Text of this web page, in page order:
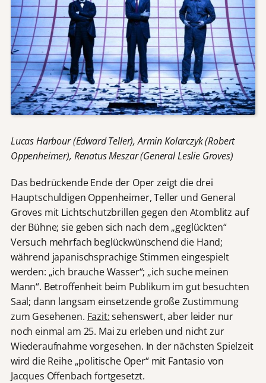
Lucas Harbour (Edward Teller), Armin Kolarczyk (Robert
Oppenheimer), Renatus Meszar (General Leslie Groves)
Das bedrückende Ende der Oper zeigt die drei
Hauptschuldigen Oppenheimer, Teller und General
Groves mit Lichtschutzbrillen gegen den Atomblitz auf
der Bühne; sie geben sich nach dem „geglückten“
Versuch mehrfach beglückwünschend die Hand;
während japanischsprachige Stimmen eingespielt
werden: „ich brauche Wasser“; „ich suche meinen
Mann“. Betroffenheit beim Publikum im gut besuchten
Saal; dann langsam einsetzende große Zustimmung
zum Gesehenen. Fazit:sehenswert, aber leider nur
noch einmal am 25. Mai zu erleben und nicht zur
Wiederaufnahme vorgesehen. In der nächsten Spielzeit
wird die Reihe „politische Oper“ mit Fantasio von
Jacques Offenbach fortgesetzt.